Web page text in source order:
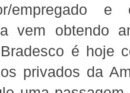
empregado e
vem obtendo
é hoje
privados da